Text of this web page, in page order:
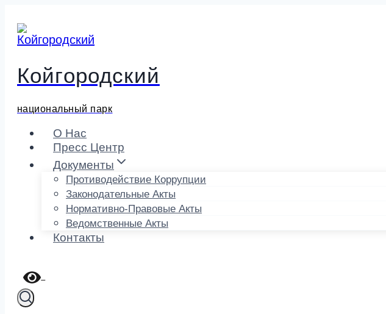
содержимому
Койгородский
национальный парк
О Нас
Пресс Центр
Документы
Противодействие Коррупции
Законодательные Акты
Нормативно-Правовые Акты
Ведомственные Акты
Контакты